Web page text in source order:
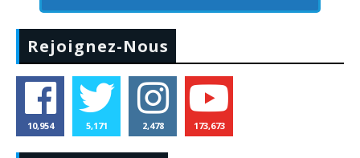
Rejoignez-Nous
10,954 5,171 2,478 173,673